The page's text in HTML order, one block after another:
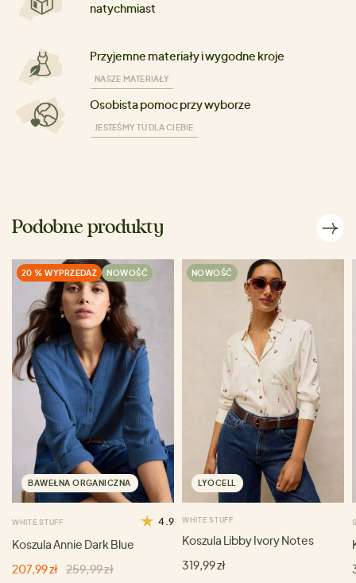
natychmiast
Przyjemne materiały i wygodne kroje
NASZE MATERIAŁY
Osobista pomoc przy wyborze
JESTEŚMY TU DLA CIEBIE
Podobne produkty
20 % WYPRZEDAŻ NOWOŚĆ
BAWEŁNA ORGANICZNA
WHITE STUFF 4.9
Koszula Annie Dark Blue
207,99 zł 259,99 zł
NOWOŚĆ
LYOCELL
WHITE STUFF
Koszula Libby Ivory Notes
319,99 zł